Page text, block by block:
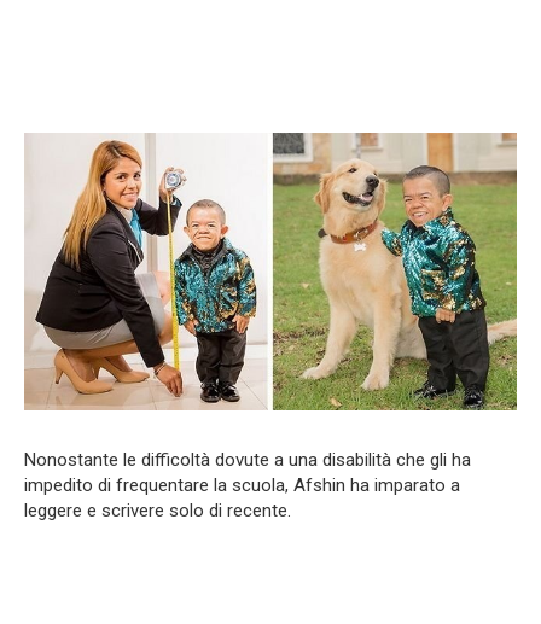
Nonostante le difficoltà dovute a una disabilità che gli ha
impedito di frequentare la scuola, Afshin ha imparato a
leggere e scrivere solo di recente.